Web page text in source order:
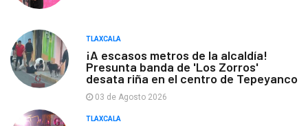
TLAXCALA
¡A escasos metros de la alcaldía!
Presunta banda de 'Los Zorros'
desata riña en el centro de Tepeyanco
03 de Agosto 2026
TLAXCALA